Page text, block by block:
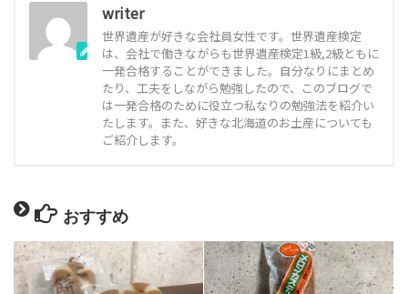
writer
世界遺産が好きな会社員女性です。世界遺産検定
は、会社で働きながらも世界遺産検定1級,2級ともに
一発合格することができました。自分なりにまとめ
たり、工夫をしながら勉強したので、このブログで
は一発合格のために役立つ私なりの勉強法を紹介い
たします。また、好きな北海道のお土産についても
ご紹介します。
おすすめ